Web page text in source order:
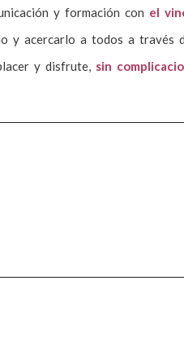
y formación con el
y acercarlo a todos a través
y disfrute, sin